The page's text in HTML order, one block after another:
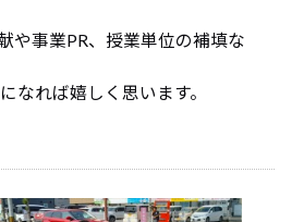
や事業PR、授業単位の補填な
なれば嬉しく思います。